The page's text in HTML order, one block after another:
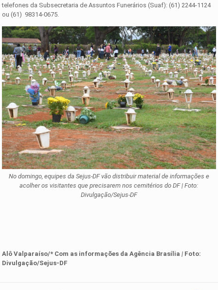
telefones da Subsecretaria de Assuntos Funerários (Suaf): (61) 2244-1124
ou (61) 98314-0675.
No domingo, equipes da Sejus-DF vão distribuir material de informações e
acolher os visitantes que precisarem nos cemitérios do DF | Foto:
Divulgação/Sejus-DF
Alô Valparaíso/* Com as informações daAgência Brasília | Foto:
Divulgação/Sejus-DF